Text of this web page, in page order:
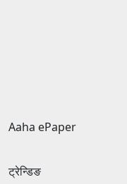
Aaha ePaper
ट्रेन्डिङ